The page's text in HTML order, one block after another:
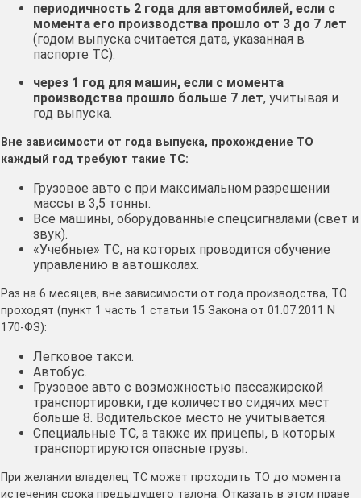
периодичность 2 года для автомобилей, если с
момента его производства прошло от 3 до 7 лет
(годом выпуска считается дата, указанная в
паспорте ТС).
через 1 год для машин, если с момента
производства прошло больше 7 лет, учитывая и
год выпуска.
Вне зависимости от года выпуска, прохождение ТО
каждый год требуют такие ТС:
Грузовое авто с при максимальном разрешении
массы в 3,5 тонны.
Все машины, оборудованные спецсигналами (свет и
звук).
«Учебные» ТС, на которых проводится обучение
управлению в автошколах.
Раз на 6 месяцев, вне зависимости от года производства, ТО
проходят (пункт 1 часть 1 статьи 15 Закона от 01.07.2011 N
170-ФЗ):
Легковое такси.
Автобус.
Грузовое авто с возможностью пассажирской
транспортировки, где количество сидячих мест
больше 8. Водительское место не учитывается.
Специальные ТС, а также их прицепы, в которых
транспортируются опасные грузы.
При желании владелец ТС может проходить ТО до момента
истечения срока предыдущего талона. Отказать в этом праве